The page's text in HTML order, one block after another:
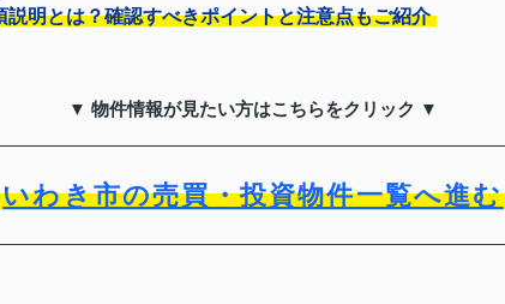
説明とは？確認すべきポイントと注意点もご紹介
▼ 物件情報が見たい方はこちらをクリック ▼
いわき市の売買・投資物件一覧へ進む